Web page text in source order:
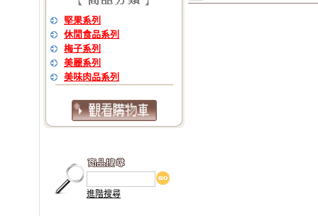
堅果系列
休閒食品系列
梅子系列
美麗系列
美味肉品系列
進階搜尋